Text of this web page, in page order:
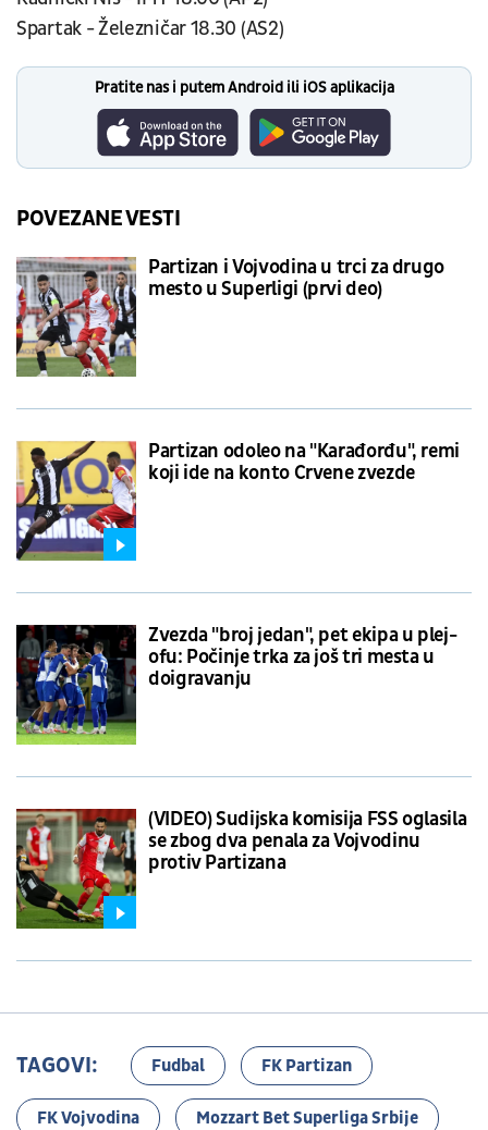
Spartak - Železničar 18.30 (AS2)
Pratite nas i putem Android ili iOS aplikacija
POVEZANE VESTI
Partizan i Vojvodina u trci za drugo
mesto u Superligi (prvi deo)
Partizan odoleo na "Karađorđu", remi
koji ide na konto Crvene zvezde
Zvezda "broj jedan", pet ekipa u plej-
ofu: Počinje trka za još tri mesta u
doigravanju
(VIDEO) Sudijska komisija FSS oglasila
se zbog dva penala za Vojvodinu
protiv Partizana
TAGOVI: Fudbal FK Partizan
FK Vojvodina Mozzart Bet Superliga Srbije